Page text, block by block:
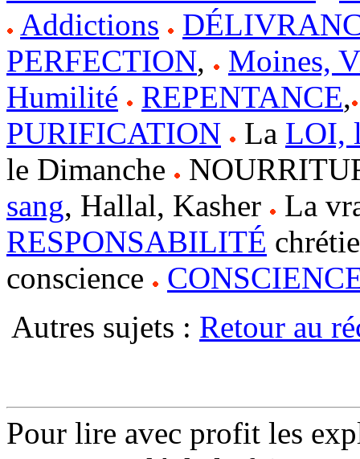
Addictions
PERFECTION,
Moines,
Humilité
REPENTANCE,
PURIFICATION
La LOI,
le Dimanche
sang, Hallal, Kasher
La
RESPONSABILITÉ
conscience
Autres sujets : Retour au
Pour lire avec profit les